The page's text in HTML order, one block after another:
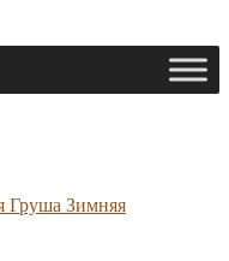
Груша Зимняя